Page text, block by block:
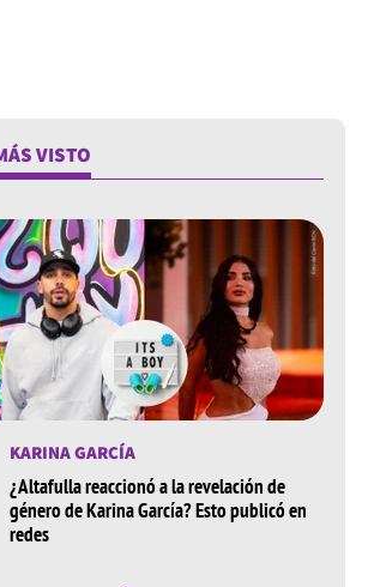
VISTO
KARINA GARCÍA
¿Altafulla reaccionó a la revelación de
género de Karina García? Esto publicó en
redes